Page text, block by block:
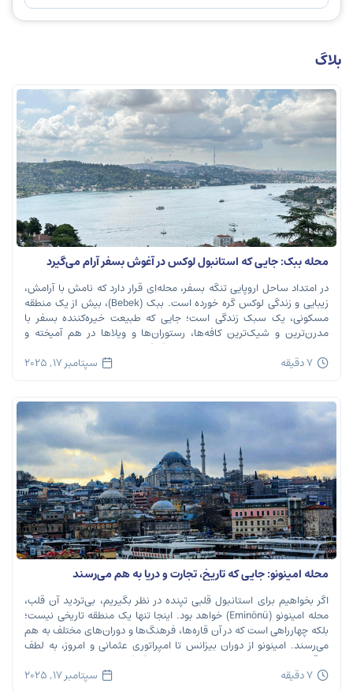
بلاگ
محله ببک: جایی که استانبول لوکس در آغوش بسفر آرام می‌گیرد
در امتداد ساحل اروپایی تنگه بسفر، محله‌ای قرار دارد که نامش با آرامش،
زیبایی و زندگی لوکس گره خورده است. ببک (Bebek)، بیش از یک منطقه
مسکونی، یک سبک زندگی است؛ جایی که طبیعت خیره‌کننده بسفر با
مدرن‌ترین و شیک‌ترین کافه‌ها، رستوران‌ها و ویلاها در هم آمیخته و
تصویری بی‌نظیر از استانبول معاصر را به […]
7 دقیقه سپتامبر 17, 2025
محله امینونو: جایی که تاریخ، تجارت و دریا به هم می‌رسند
اگر بخواهیم برای استانبول قلبی تپنده در نظر بگیریم، بی‌تردید آن قلب،
محله امینونو (Eminönü) خواهد بود. اینجا تنها یک منطقه تاریخی نیست؛
بلکه چهارراهی است که در آن قاره‌ها، فرهنگ‌ها و دوران‌های مختلف به هم
می‌رسند. امینونو از دوران بیزانس تا امپراتوری عثمانی و امروز، به لطف
موقعیت استراتژیک خود در دهانه خلیج شاخ […]
7 دقیقه سپتامبر 17, 2025